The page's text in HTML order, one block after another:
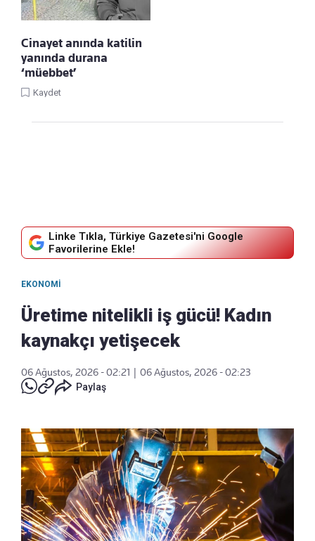
Cinayet anında katilin
yanında durana
‘müebbet’
Kaydet
Linke Tıkla, Türkiye Gazetesi'ni Google
Favorilerine Ekle!
EKONOMI
Üretime nitelikli iş gücü! Kadın
kaynakçı yetişecek
06 Ağustos, 2026 - 02:21 | 06 Ağustos, 2026 - 02:23
Paylaş